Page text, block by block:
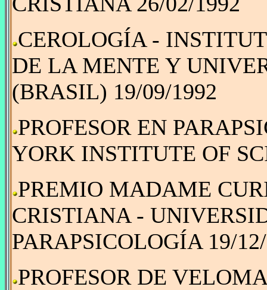
CEROLOGÍA -
DE LA MENTE Y
(BRASIL) 19/09/1992
PROFESOR EN
YORK INSTITUTE OF
PREMIO MADAME
CRISTIANA -
PARAPSICOLOGÍA 19/
PROFESOR DE